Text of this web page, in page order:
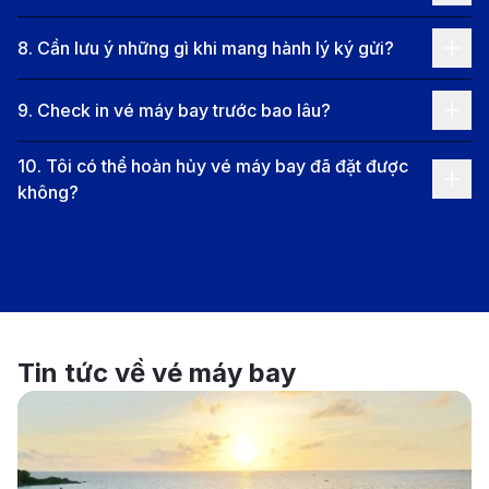
Thông tin chuyến bay từ Fukushima
(CAN) đến Hà Nội (HAN)
8. Cần lưu ý những gì khi mang hành lý ký gửi?
9. Check in vé máy bay trước bao lâu?
10. Tôi có thể hoàn hủy vé máy bay đã đặt được
không?
Tin tức về vé máy bay